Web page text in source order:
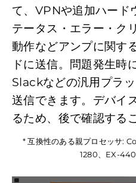
て、VPNや追加ハード
テータス・エラー・ク
動作などアンプに関す
ドに送信。問題発生時
Slackなどの汎用プラ
送信できます。デバイ
るため、後で確認する
* 互換性のある親プロセッサ:
1280、EX-